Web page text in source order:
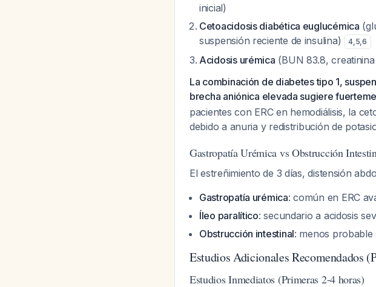
inicial)
Cetoacidosis diabética euglucémica
suspensión reciente de insulina)
4,5,6
Acidosis urémica (BUN 83.8,
La combinación de diabetes tipo 1,
brecha aniónica elevada sugiere
pacientes con ERC en hemodiálisis, la
debido a anuria y redistribución de
Gastropatía Urémica vs Obstrucción
El estreñimiento de 3 días, distensión
Gastropatía urémica: común en ERC
Íleo paralítico: secundario a acidosis
Obstrucción intestinal: menos probable
Estudios Adicionales Recomendados
Estudios Inmediatos (Primeras 2-4 horas)